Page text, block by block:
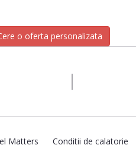
o oferta personalizata
Matters Conditii de calatorie